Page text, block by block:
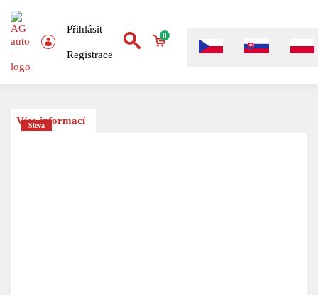
Přihlásit
Registrace
0
Více informací
Sleva